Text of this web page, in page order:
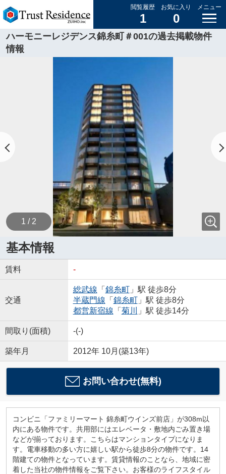
閲覧履歴
1
お気に入り
0
メニュー
ハーモニーレジデンス錦糸町＃001の過去掲載物件
情報
1 / 2
基本情報
賃料 -
交通
総武線 「 錦糸町」駅 徒歩8分
半蔵門線 「 錦糸町」駅 徒歩8分
都営新宿線 「 菊川 」駅 徒歩14分
間取り(面積) -(-)
築年月 2012年 10月(築13年)
お問い合わせ(無料)
コンビニ「ファミリーマート 錦糸町ウインズ前店」が308m以
内にある物件です。共用部にはエレベータ・敷地内ごみ置き場
などが揃っております。こちらはマンションタイプになりま
す。電車移動の多い方に嬉しい駅から徒歩8分の物件です。14
階建ての物件となっています。賃貸情報のことなら、地域に密
着した当社の物件情報をご覧下さい。お客様のライフスタイル